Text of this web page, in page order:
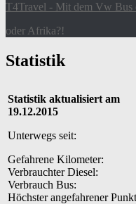
T4Travel - Mit dem Vw Bus
oder Afrika?!
Statistik
Statistik aktualisiert am
19.12.2015
Unterwegs seit:
Gefahrene Kilometer:
Verbrauchter Diesel:
Verbrauch Bus:
Höchster angefahrener